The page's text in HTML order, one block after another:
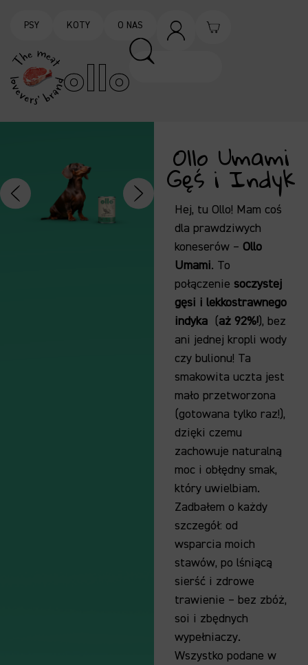
PSY KOTY O NAS
Ollo Umami
Gęś i Indyk
Hej, tu Ollo! Mam coś
dla prawdziwych
koneserów – Ollo
Umami. To
połączenie soczystej
gęsi i lekkostrawnego
indyka (aż 92%!), bez
ani jednej kropli wody
czy bulionu! Ta
smakowita uczta jest
mało przetworzona
(gotowana tylko raz!),
dzięki czemu
zachowuje naturalną
moc i obłędny smak,
który uwielbiam.
Zadbałem o każdy
szczegół: od
wsparcia moich
stawów, po lśniącą
sierść i zdrowe
trawienie – bez zbóż,
soi i zbędnych
wypełniaczy.
Wszystko podane w